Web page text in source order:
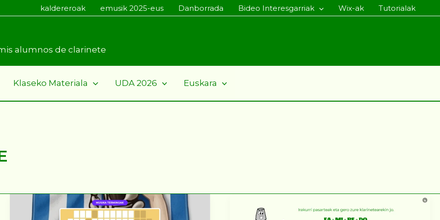
kaldereroak emusik 2025-eus Danborrada Bideo Interesgarriak Wix-ak Tutorialak
alumnos de clarinete
Klaseko Materiala UDA 2026 Euskara